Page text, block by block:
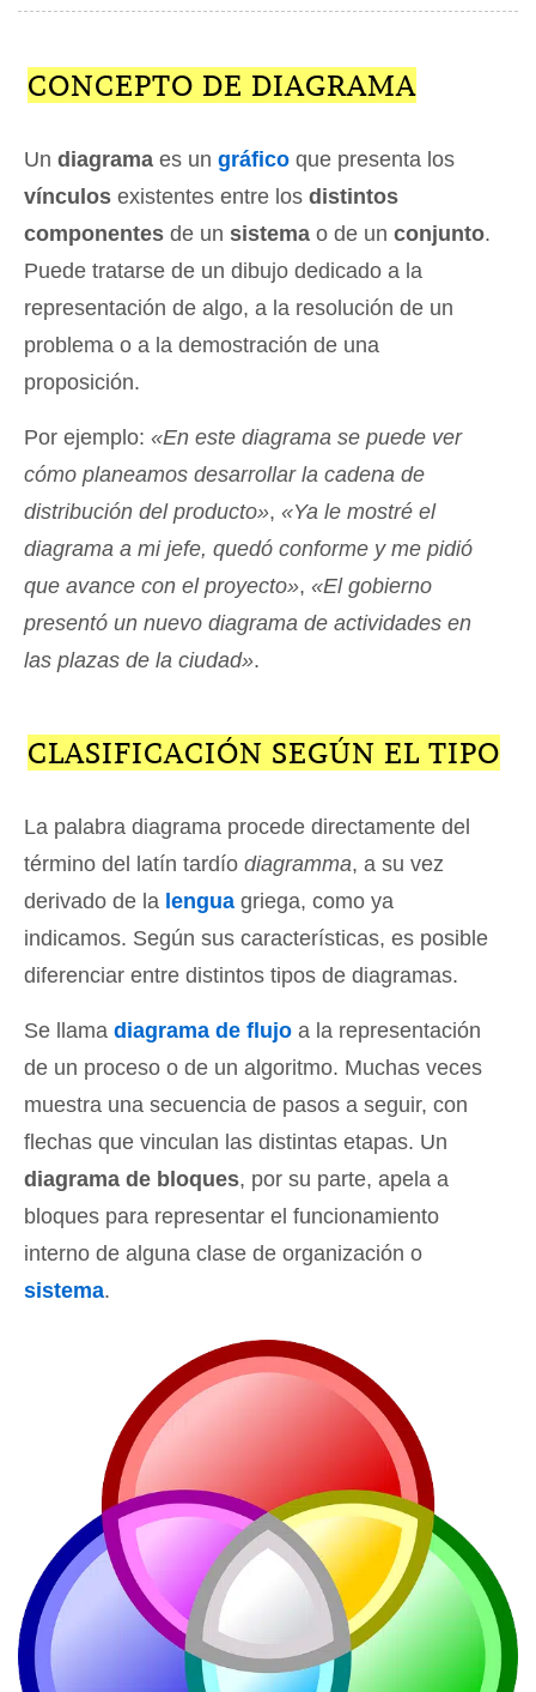
CONCEPTO DE DIAGRAMA
Un diagrama es un gráfico que presenta los
vínculos existentes entre los distintos
componentes de un sistema o de un conjunto.
Puede tratarse de un dibujo dedicado a la
representación de algo, a la resolución de un
problema o a la demostración de una
proposición.
Por ejemplo: «En este diagrama se puede ver
cómo planeamos desarrollar la cadena de
distribución del producto», «Ya le mostré el
diagrama a mi jefe, quedó conforme y me pidió
que avance con el proyecto», «El gobierno
presentó un nuevo diagrama de actividades en
las plazas de la ciudad».
CLASIFICACIÓN SEGÚN EL TIPO
La palabra diagrama procede directamente del
término del latín tardío diagramma, a su vez
derivado de la lengua griega, como ya
indicamos. Según sus características, es posible
diferenciar entre distintos tipos de diagramas.
Se llama diagrama de flujo a la representación
de un proceso o de un algoritmo. Muchas veces
muestra una secuencia de pasos a seguir, con
flechas que vinculan las distintas etapas. Un
diagrama de bloques, por su parte, apela a
bloques para representar el funcionamiento
interno de alguna clase de organización o
sistema.